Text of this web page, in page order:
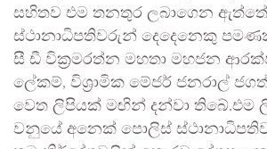
සහිතව එම තනතුර ලබාගෙන
ස්ථානාධිපතිවරුන් දෙදෙනෙකු
සී ඩී වික්‍රමරත්න මහතා මහජන
ලේකම්, විශ්‍රාමික මේජර් ජනරාල්
වෙත ලිපියක් මඟින් දන්වා තිබේ.එම
වනුයේ අනෙක් පොලිස්